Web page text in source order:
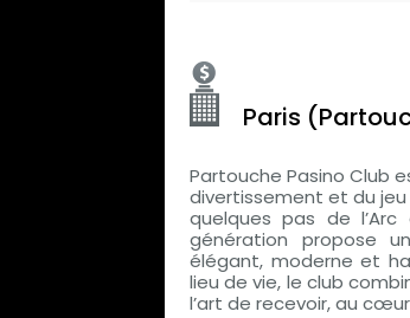
Paris
Partouche Pasino Club
divertissement et du jeu
quelques pas de
génération propose
élégant, moderne et
lieu de vie, le club
l’art de recevoir, au